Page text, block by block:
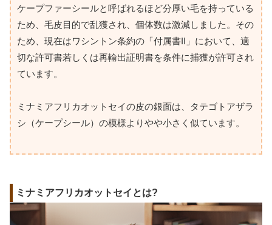
ケープファーシールと呼ばれるほど分厚い毛を持っている
ため、毛皮目的で乱獲され、個体数は激減しました。その
ため、現在はワシントン条約の「付属書II」において、適
切な許可書若しくは再輸出証明書を条件に捕獲が許可され
ています。
ミナミアフリカオットセイの皮の銀面は、タテゴトアザラ
シ（ケープシール）の模様よりやや小さく似ています。
ミナミアフリカオットセイとは?